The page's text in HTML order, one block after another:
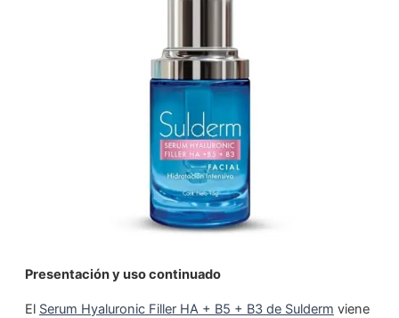
Presentación y uso continuado
El Serum Hyaluronic Filler HA + B5 + B3 de Sulderm viene